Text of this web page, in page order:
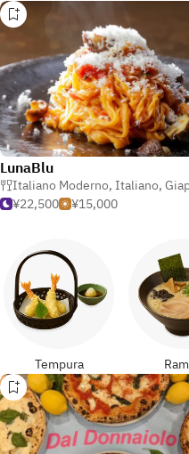
LunaBlu
Italiano Moderno, Italiano,
¥22,500
¥15,000
Tempura